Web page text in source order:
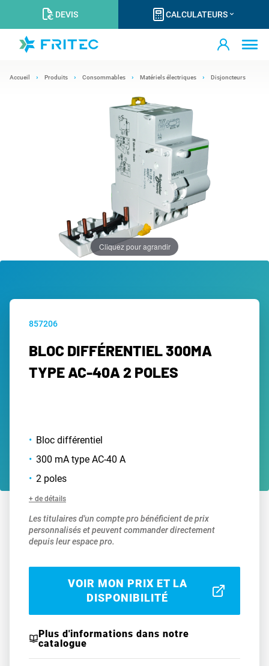
DEVIS CALCULATEURS
Accueil Produits Consommables Matériels électriques Disjoncteurs
Cliquez pour agrandir
857206
BLOC DIFFÉRENTIEL 300MA
TYPE AC-40A 2 POLES
Bloc différentiel
300 mA type AC-40 A
2 poles
+ de détails
Les titulaires d'un compte pro bénéficient de prix
personnalisés et peuvent commander directement
depuis leur espace pro.
VOIR MON PRIX ET LA
DISPONIBILITÉ
Plus d'informations dans notre
catalogue